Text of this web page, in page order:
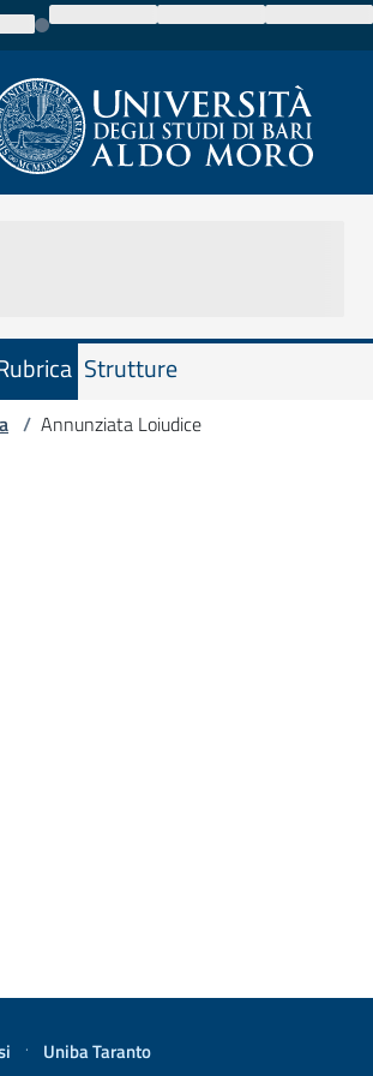
Strutture
/ Annunziata Loiudice
· Uniba Taranto